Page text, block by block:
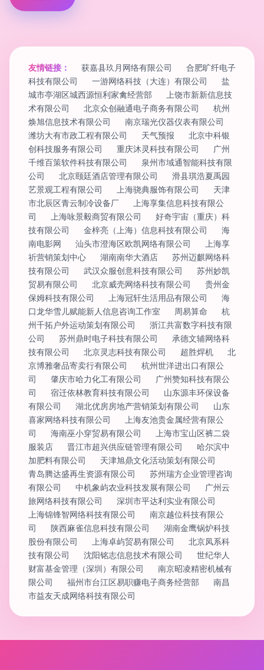
友情链接： 获嘉县玖月网络有限公司
合肥旷纤电子
科技有限公司
一游网络科技（大连）有限公司
盐
城市亭湖区城西源恒利家禽经营部
上饶市新新信息技
术有限公司
北京众创融通电子商务有限公司
杭州
焕旭信息技术有限公司
南京瑞光仪器仪表有限公司
潍坊大有市政工程有限公司
天气预报
北京中科银
创科技服务有限公司
重庆沐灵科技有限公司
广州
千维百策软件科技有限公司
泉州市域通智能科技有限
公司
北京颐廷酒店管理有限公司
滑县琪浩夏禹园
艺景观工程有限公司
上海骁典服饰有限公司
天津
市北辰区青云制冷设备厂
上海享集信息科技有限公
司
上海咏景毅商贸有限公司
好奇宇宙（重庆）科
技有限公司
金梓亮（上海）信息科技有限公司
海
南电影网
汕头市澄海区欧凯网络有限公司
上海享
祈营销策划中心
湖南南华大酒店
苏州迈麒网络科
技有限公司
武汉众服创意科技有限公司
苏州妙凯
贸易有限公司
北京威壳网络科技有限公司
贵州金
保姆科技有限公司
上海冠轩生活用品有限公司
海
口龙华雪儿赋能新人信息咨询工作室
周易算命
杭
州千拓户外运动策划有限公司
浙江共富数字科技有限
公司
苏州鼎时电子科技有限公司
承德文辅网络科
技有限公司
北京灵志科技有限公司 超胜焊机
北
京博雅奢品寄卖行有限公司
杭州世洋进出口有限公
司
肇庆市哈力化工有限公司
广州赞知科技有限公
司
宿迁依林教育科技有限公司
山东源丰环保设备
有限公司
湖北优房房地产营销策划有限公司
山东
喜家网络科技有限公司
上海友池贵金属经营有限公
司
海南巫小穿贸易有限公司
上海市宝山区裤二袋
服装店
晋江市超兴供应链管理有限公司
哈尔滨中
加肥料有限公司
天津旭鼎文化活动策划有限公司
青岛腾达盛再生资源有限公司
苏州瑞方企业管理咨询
有限公司
中机象屿农业科技发展有限公司
广州云
旅网络科技有限公司
深圳市平达利实业有限公司
上海锦锋智网络科技有限公司
南京越位科技有限公
司
陕西麻雀信息科技有限公司
湖南金鹰锅炉科技
股份有限公司
上海卓屿贸易有限公司
北京凤系科
技有限公司
沈阳铭志信息技术有限公司
世纪华人
财富基金管理（深圳）有限公司
南京昭凌精密机械有
限公司
福州市台江区易职赚电子商务经营部
南昌
市益友天成网络科技有限公司